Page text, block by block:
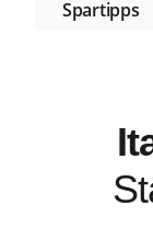
Spartipps